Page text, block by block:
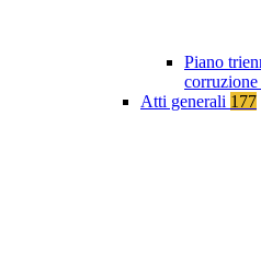
Piano
Atti generali 177